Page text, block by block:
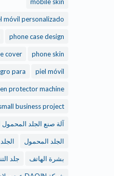
de piel móvil personalizado
móvil phone case design
phone cover phone skin
negro para
screen protector machine
small business project آلة
آلة صنع الجلد المحمول المخصص
الجلد المحمول الجلد
بشرة الهاتف جلد التنين الاسود